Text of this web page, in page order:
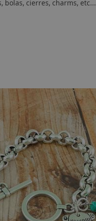
cierres, charms, etc...